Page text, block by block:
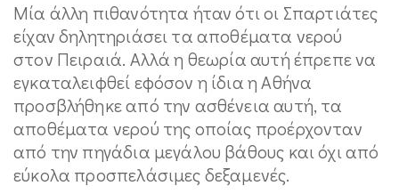
Μία άλλη πιθανότητα ήταν ότι οι Σπαρτιάτες
είχαν δηλητηριάσει τα αποθέματα νερού
στον Πειραιά. Αλλά η θεωρία αυτή έπρεπε να
εγκαταλειφθεί εφόσον η ίδια η Αθήνα
προσβλήθηκε από την ασθένεια αυτή, τα
αποθέματα νερού της οποίας προέρχονταν
από την πηγάδια μεγάλου βάθους και όχι από
εύκολα προσπελάσιμες δεξαμενές.